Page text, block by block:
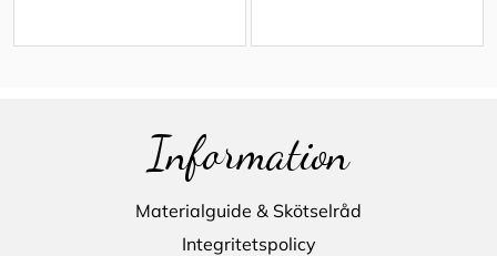
Information
Materialguide & Skötselråd
Integritetspolicy